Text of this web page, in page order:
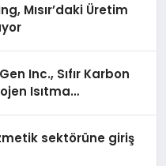
Mısır’daki Üretim
Inc., Sıfır Karbon
Isıtma
sektörüne giriş